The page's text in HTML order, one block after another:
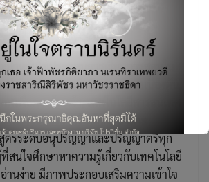
Computer,หนังสือ,ไอทีและอีคอมเมิร์ซ
าธิการ
บาท
สำหรับใช้ประกอบการเรียนการสอนใน
ร์เบื้องต้นเทคโนโลยีสารสนเทศเบื้องต้น,
ทศเพื่อการค้นคว้า, เทคโนโลยีสารสนเทศ
าที่เกี่ยวข้องสำหรับนักศึกษาสาย
ตรระดับอนุปริญญาและปริญญาตรีทุก
สนใจศึกษาหาความรู้เกี่ยวกับเทคโนโลยี
านง่าย มีภาพประกอบเสริมความเข้าใจ